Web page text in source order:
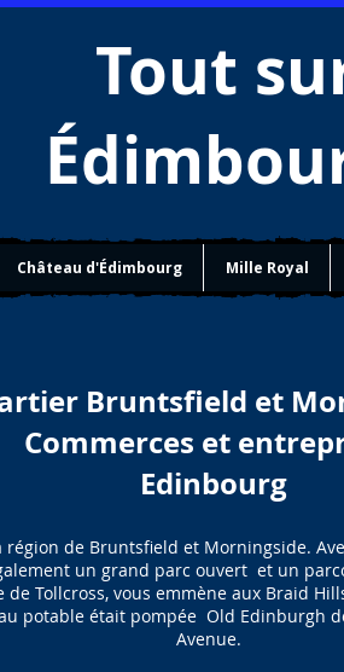
Tout
Château d'Édimbourg Mille Royal
Bruntsfield et
Commerces et
Edinbourg
de Bruntsfield et Morningside.
un grand parc ouvert et un
Tollcross, vous emmène aux Braid
potable était pompée Old Edinburgh
Avenue.